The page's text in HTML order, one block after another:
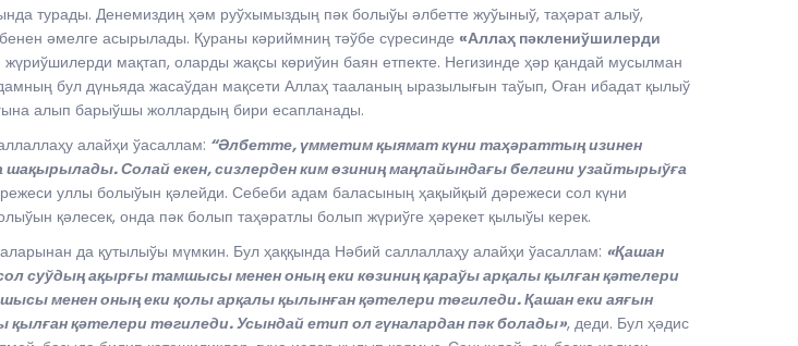
турады. Денемиздиң ҳәм руўхымыздың пәк болыўы әлбетте жуўыныў, таҳәрат алыў,
әмелге асырылады. Қураны кәриймниң тәўбе сүресинде «Аллаҳ пәклениўшилерди
мақтап, оларды жақсы көриўин баян етпекте. Негизинде ҳәр қандай мусылман
бул дүньяда жасаўдан мақсети Аллаҳ тааланың ыразылығын таўып, Оған ибадат қылыў
алып барыўшы жоллардың бири есапланады.
алайҳи ўасаллам: “Әлбетте, үмметим қыямат күни таҳәраттың изинен
Солай екен, сизлерден ким өзиниң маңлайындағы белгини узайтырыўға
уллы болыўын қәлейди. Себеби адам баласының ҳақыйқый дәрежеси сол күни
қәлесек, онда пәк болып таҳәратлы болып жүриўге ҳәрекет қылыўы керек.
да қутылыўы мүмкин. Бул ҳаққында Нәбий саллаллаҳу алайҳи ўасаллам: «Қашан
суўдың ақырғы тамшысы менен оның еки көзиниң қараўы арқалы қылған қәтелери
менен оның еки қолы арқалы қылынған қәтелери төгиледи. Қашан еки аяғын
қәтелери төгиледи. Усындай етип ол гүналардан пәк болады», деди. Бул ҳәдис